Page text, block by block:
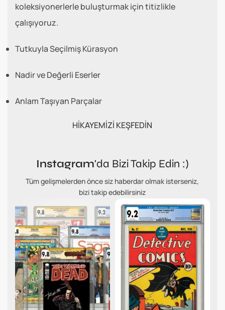
koleksiyonerlerle buluşturmak için titizlikle
çalışıyoruz.
Tutkuyla Seçilmiş Kürasyon
Nadir ve Değerli Eserler
Anlam Taşıyan Parçalar
HİKAYEMİZİ KEŞFEDİN
Instagram'da Bizi Takip Edin :)
Tüm gelişmelerden önce siz haberdar olmak isterseniz,
bizi takip edebilirsiniz